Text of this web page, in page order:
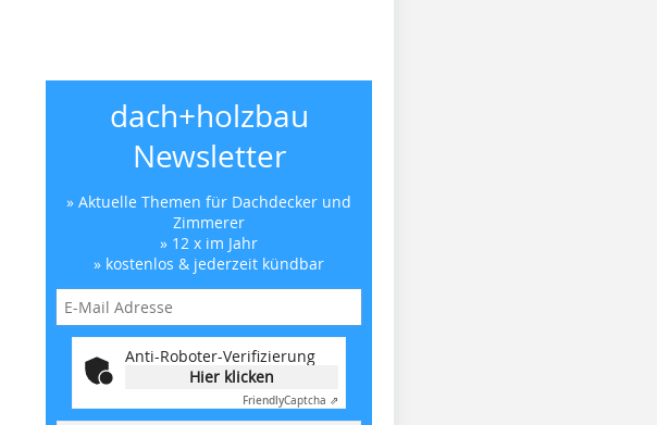
dach+holzbau
Newsletter
» Aktuelle Themen für Dachdecker und
Zimmerer
» 12 x im Jahr
» kostenlos & jederzeit kündbar
Anti-Roboter-Verifizierung
Hier klicken
FriendlyCaptcha ⇗